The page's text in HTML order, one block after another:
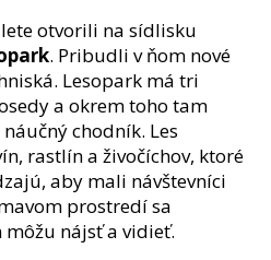
otvorili na sídlisku
. Pribudli v ňom nové
Lesopark má tri
a okrem toho tam
chodník. Les
rastlín a živočíchov, ktoré
aby mali návštevníci
prostredí sa
nájsť a vidieť.